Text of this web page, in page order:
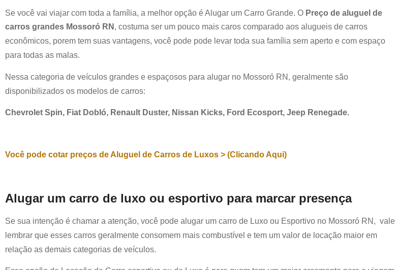
Se você vai viajar com toda a família, a melhor opção é Alugar um Carro Grande. O Preço de aluguel de
carros grandes Mossoró RN , costuma ser um pouco mais caros comparado aos alugueis de carros
econômicos, porem tem suas vantagens, você pode pode levar toda sua família sem aperto e com espaço
para todas as malas.
Nessa categoria de veículos grandes e espaçosos para alugar no Mossoró RN , geralmente são
disponibilizados os modelos de carros:
Chevrolet Spin, Fiat Dobló, Renault Duster, Nissan Kicks, Ford Ecosport, Jeep Renegade.
Você pode cotar preços de Aluguel de Carros de Luxos > (Clicando Aqui)
Alugar um carro de luxo ou esportivo para marcar presença
Se sua intenção é chamar a atenção, você pode alugar um carro de Luxo ou Esportivo no Mossoró RN , vale
lembrar que esses carros geralmente consomem mais combustível e tem um valor de locação maior em
relação as demais categorias de veículos.